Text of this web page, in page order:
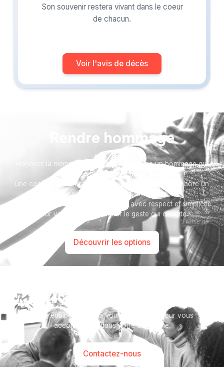
Son souvenir restera vivant dans le coeur
de chacun.
Voir l'avis de décès
Rendre hommage
Honorez la mémoire de votre proche avec un hommage qui
vous ressemble :
une composition florale, une plaque, un arbre, ou encore un
message accompagné d'une photo.
Toutes nos options sont présentées avec respect et simplicité
pour vous aider à marquer le geste qui compte.
Découvrir les options
Notre équipe se tient à votre disposition pour vous
accompagner dans votre démarche.
Contactez-nous